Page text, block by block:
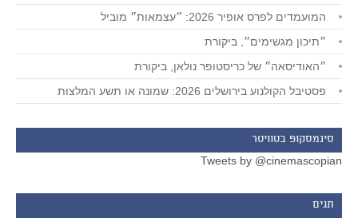
המועמדים לפרס אופיר 2026: ״עצמאות״ מוביל
״תיכון מגשימים״, ביקורת
״האודיסאה״ של כריסטופר נולאן, ביקורת
פסטיבל הקולנוע בירושלים 2026: שמונה או תשע המלצות
סינמסקופ בטוויטר
Tweets by @cinemascopian
תגים